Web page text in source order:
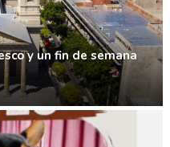
y un fin de semana